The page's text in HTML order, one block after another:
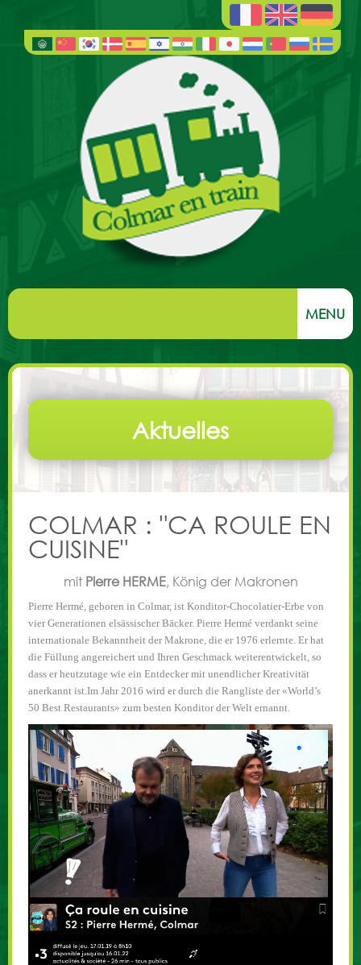
MENU
Willkommen
Neues
Rundfahrt
Online Reservierung
Partner
Kontakt
Aktuelles
COLMAR : "CA ROULE EN
CUISINE"
mit Pierre HERME, König der Makronen
Pierre Hermé, geboren in Colmar, ist Konditor-Chocolatier-Erbe von
vier Generationen elsässischer Bäcker. Pierre Hermé verdankt seine
internationale Bekanntheit der Makrone, die er 1976 erlernte. Er hat
die Füllung angereichert und Ihren Geschmack weiterentwickelt, so
dass er heutzutage wie ein Entdecker mit unendlicher Kreativität
anerkannt ist.Im Jahr 2016 wird er durch die Rangliste der «World’s
50 Best Restaurants» zum besten Konditor der Welt ernannt.